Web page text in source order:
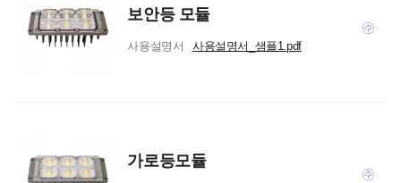
보안등 모듈
사용설명서 사용설명서_샘플1.pdf
가로등모듈